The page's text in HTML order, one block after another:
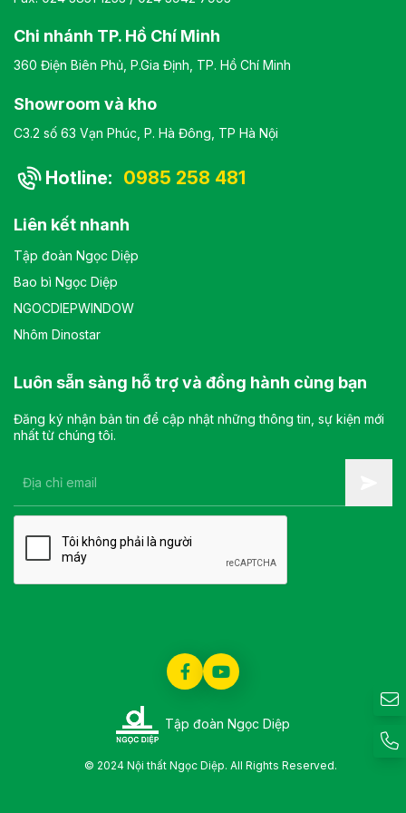
Chi nhánh TP. Hồ Chí Minh
360 Điện Biên Phủ, P.Gia Định, TP. Hồ Chí Minh
Showroom và kho
C3.2 số 63 Vạn Phúc, P. Hà Đông, TP Hà Nội
Hotline: 0985 258 481
Liên kết nhanh
Tập đoàn Ngọc Diệp
Bao bì Ngọc Diệp
NGOCDIEPWINDOW
Nhôm Dinostar
Luôn sẵn sàng hỗ trợ và đồng hành cùng bạn
Đăng ký nhận bản tin để cập nhật những thông tin, sự kiện mới
nhất từ chúng tôi.
Tập đoàn Ngọc Diệp
© 2024 Nội thất Ngọc Diệp. All Rights Reserved.